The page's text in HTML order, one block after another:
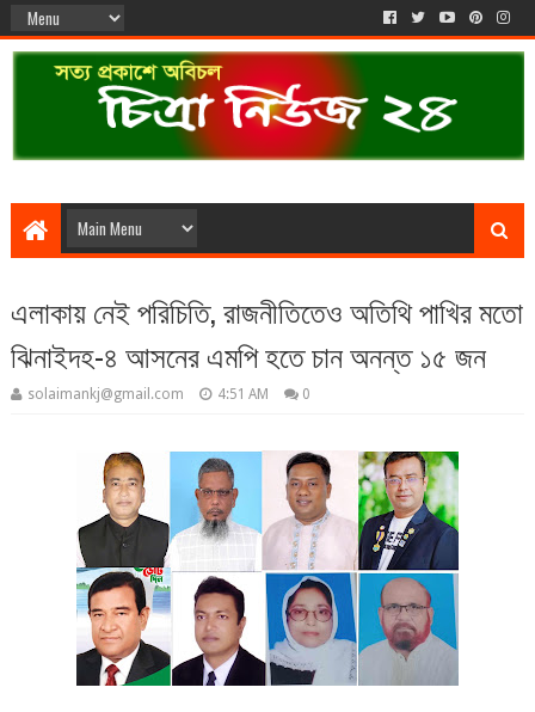
এলাকায় নেই পরিচিতি, রাজনীতিতেও অতিথি পাখির মতো
ঝিনাইদহ-৪ আসনের এমপি হতে চান অনন্ত ১৫ জন
solaimankj@gmail.com 4:51 AM 0